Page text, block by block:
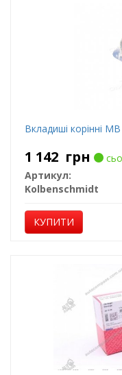
Вкладиші корінні
1 142 грн
Артикул:
Kolbenschmidt
КУПИТИ